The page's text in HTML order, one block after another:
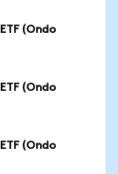
(Ondo
(Ondo
(Ondo